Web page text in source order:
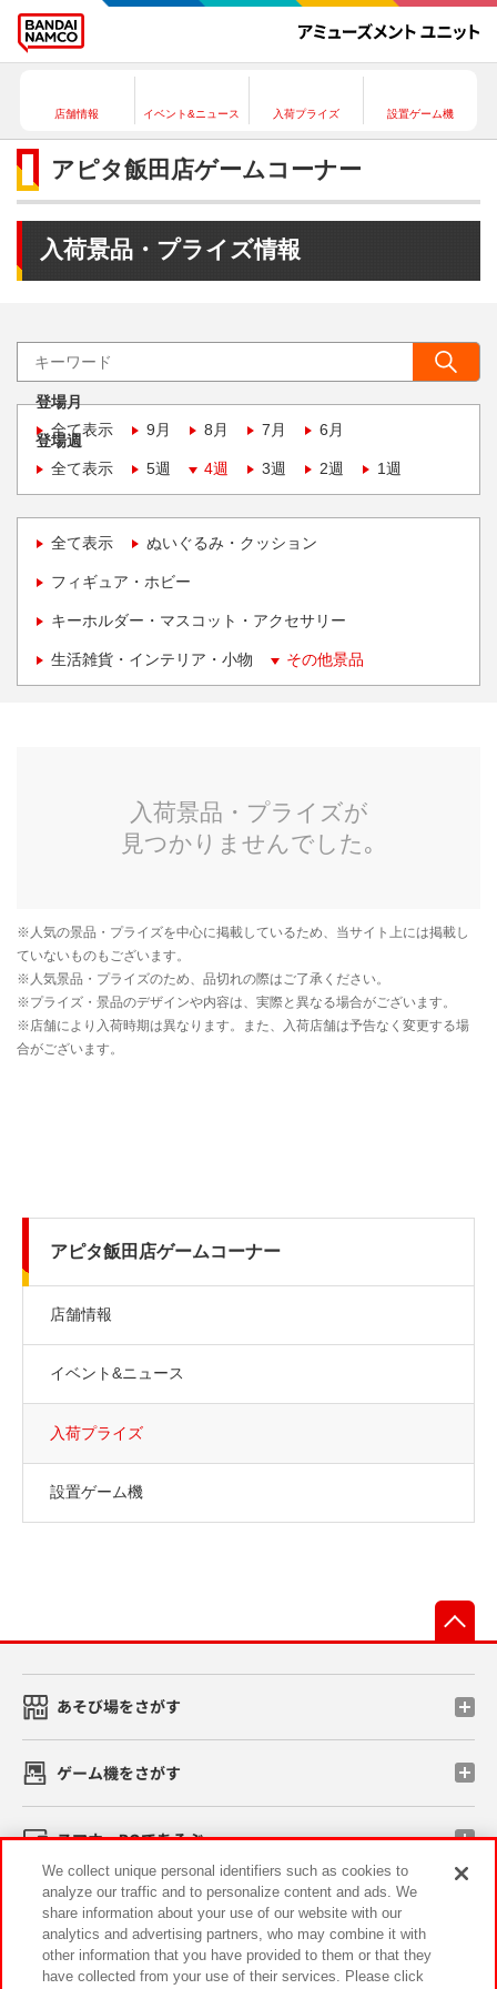
店舗情報 イベント&ニュース 入荷プライズ 設置ゲーム機
アピタ飯田店ゲームコーナー
入荷景品・プライズ情報
登場月
全て表示
9月 8月 7月 6月
登場週
全て表示
5週 4週 3週 2週 1週
全て表示 ぬいぐるみ・クッション
フィギュア・ホビー
キーホルダー・マスコット・アクセサリー
生活雑貨・インテリア・小物 その他景品
アピタ飯田店ゲームコーナー
店舗情報
イベント&ニュース
入荷プライズ
設置ゲーム機
あそび場をさがす
ゲーム機をさがす
スマホ・PCであそぶ
イベント・キャンペーン
We collect unique personal identifiers such as cookies to
analyze our traffic and to personalize content and ads. We
share information about your use of our website with our
analytics and advertising partners, who may combine it with
other information that you have provided to them or that they
have collected from your use of their services. Please click